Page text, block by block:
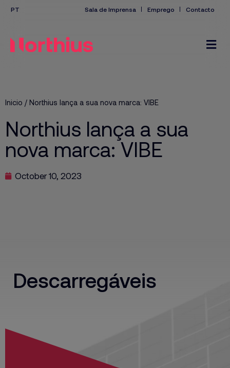
Sala de Imprensa Emprego Contacto
Inicio / Northius lança a sua nova marca: VIBE
Northius lança a sua
nova marca: VIBE
October 10, 2023
Descarregáveis